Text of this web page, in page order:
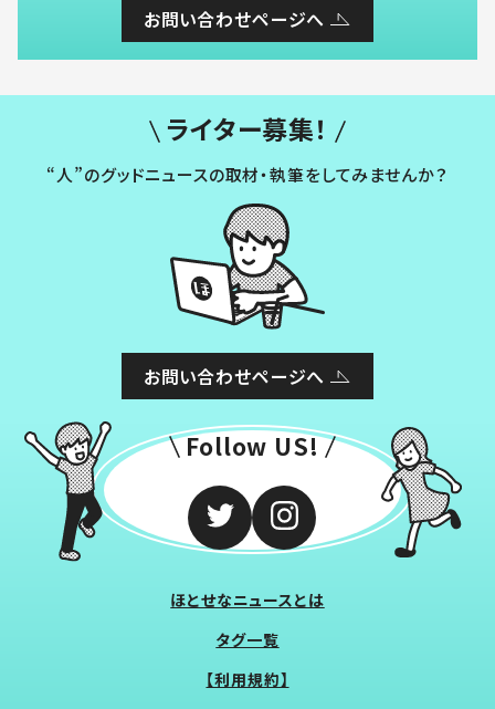
お問い合わせページへ
ライター募集！
“人”のグッドニュースの取材・執筆をしてみませんか？
お問い合わせページへ
Follow US!
ほとせなニュースとは
タグ一覧
【利用規約】